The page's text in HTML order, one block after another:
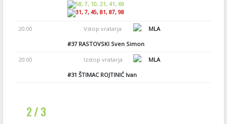
58, 7, 10, 21, 41, 69
31, 7, 45, 81, 87, 98
20:00 Vstop vratarja
MLA
#37RASTOVSKI Sven Simon
20:00 Izstop vratarja
MLA
#31 ŠTIMAC ROJTINIĆ Ivan
2 / 3